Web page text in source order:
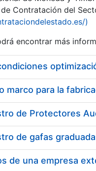
Contratación del
)
encontrar más
marco para la